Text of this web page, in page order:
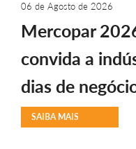
06 de Agosto de 2026
Mercopar
convida a
dias de
SAIBA MAIS